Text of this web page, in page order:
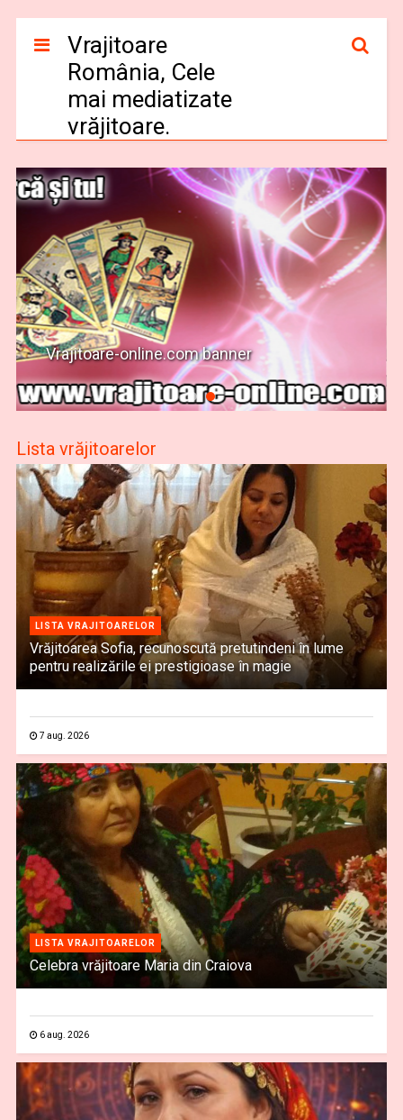
Vrajitoare
România, Cele
mai mediatizate
vrăjitoare.
Vrajitoare-online.com banner
Lista vrăjitoarelor
LISTA VRAJITOARELOR
Vrăjitoarea Sofia, recunoscută pretutindeni în lume
pentru realizările ei prestigioase în magie
7 aug. 2026
LISTA VRAJITOARELOR
Celebra vrăjitoare Maria din Craiova
6 aug. 2026